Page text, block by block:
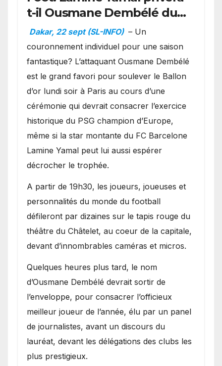
t-il Ousmane Dembélé du
Ballon d’or ?
Dakar, 22 sept (SL-INFO) – Un
couronnement individuel pour une saison
fantastique? L’attaquant Ousmane Dembélé
est le grand favori pour soulever le Ballon
d’or lundi soir à Paris au cours d’une
cérémonie qui devrait consacrer l’exercice
historique du PSG champion d’Europe,
même si la star montante du FC Barcelone
Lamine Yamal peut lui aussi espérer
décrocher le trophée.
A partir de 19h30, les joueurs, joueuses et
personnalités du monde du football
défileront par dizaines sur le tapis rouge du
théâtre du Châtelet, au coeur de la capitale,
devant d’innombrables caméras et micros.
Quelques heures plus tard, le nom
d’Ousmane Dembélé devrait sortir de
l’enveloppe, pour consacrer l’officieux
meilleur joueur de l’année, élu par un panel
de journalistes, avant un discours du
lauréat, devant les délégations des clubs les
plus prestigieux.